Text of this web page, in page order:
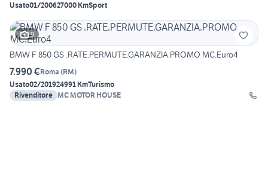
Usato01/200627000 KmSport
9
BMW F 850 GS .RATE.PERMUTE.GARANZIA.PROMO MC.Euro4
7.990 €Roma (RM)
Usato02/201924991 KmTurismo
Rivenditore MC MOTOR HOUSE